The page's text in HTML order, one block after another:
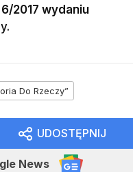
6/2017 wydaniu
.
Do Rzeczy”
UDOSTĘPNIJ
News